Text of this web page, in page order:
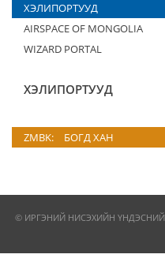
ХЭЛИПОРТУУД
AIRSPACE OF MONGOLIA
WIZARD PORTAL
ХЭЛИПОРТУУД
ZMBK: БОГД ХАН
© ИРГЭНИЙ НИСЭХИЙН